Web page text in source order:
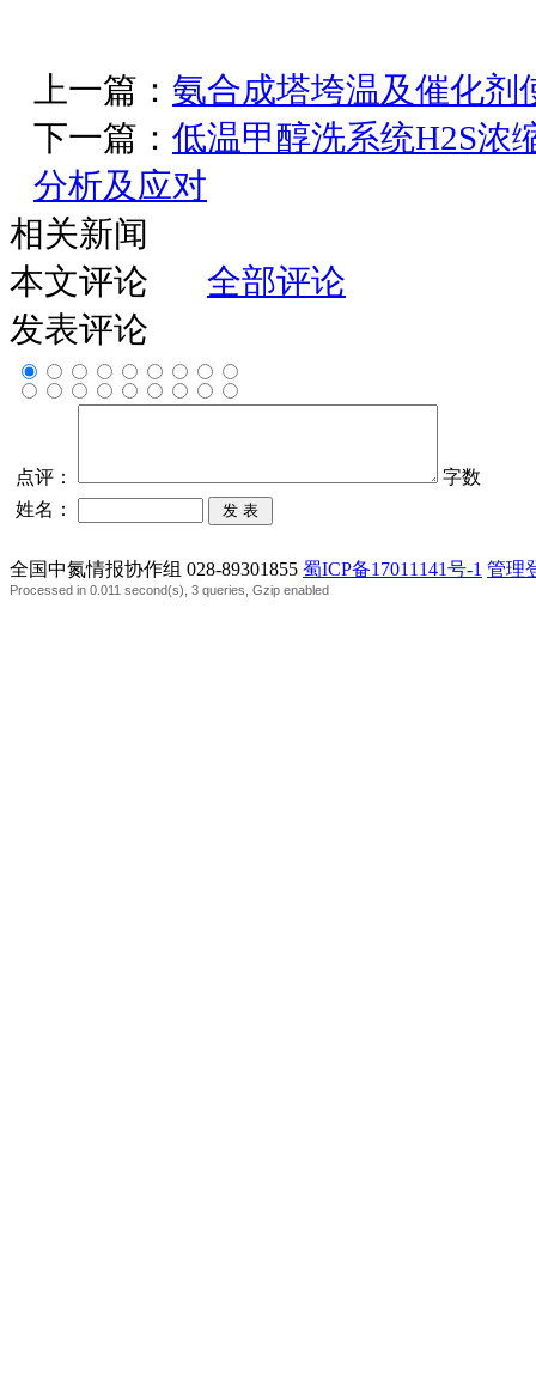
上一篇： 氨合成塔垮温及催化剂
下一篇： 低温甲醇洗系统H2S浓
分析及应对
相关新闻
本文评论
全部评论
发表评论
点评：
字数
姓名：
全国中氮情报协作组 028-89301855 蜀ICP备17011141号-1 管理
Processed in 0.011 second(s), 3 queries, Gzip enabled